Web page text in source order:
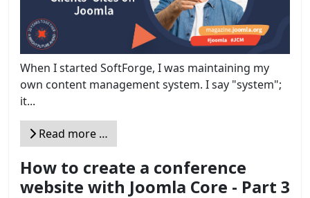
When I started SoftForge, I was maintaining my
own content management system. I say "system";
it...
Read more …
How to create a conference
website with Joomla Core - Part 3